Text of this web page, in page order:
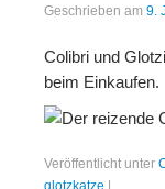
Geschrieben am 9.
Colibri und
beim Einkaufen.
Veröffentlicht unter
glotzkatze